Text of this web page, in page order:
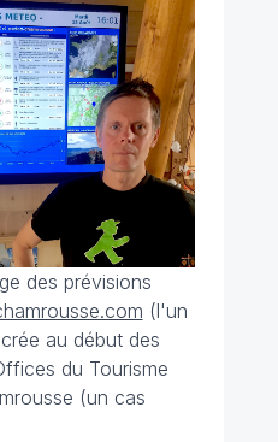
des prévisions
(l'un
au début des
du Tourisme
(un cas